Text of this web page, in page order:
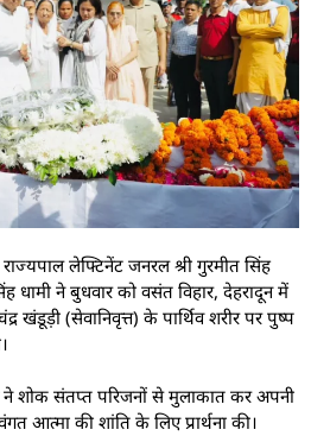
राज्यपाल लेफ्टिनेंट जनरल श्री गुरमीत सिंह
धामी ने बुधवार को वसंत विहार, देहरादून में
खंडूड़ी (सेवानिवृत्त) के पार्थिव शरीर पर पुष्प
ने शोक संतप्त परिजनों से मुलाकात कर अपनी
आत्मा की शांति के लिए प्रार्थना की।